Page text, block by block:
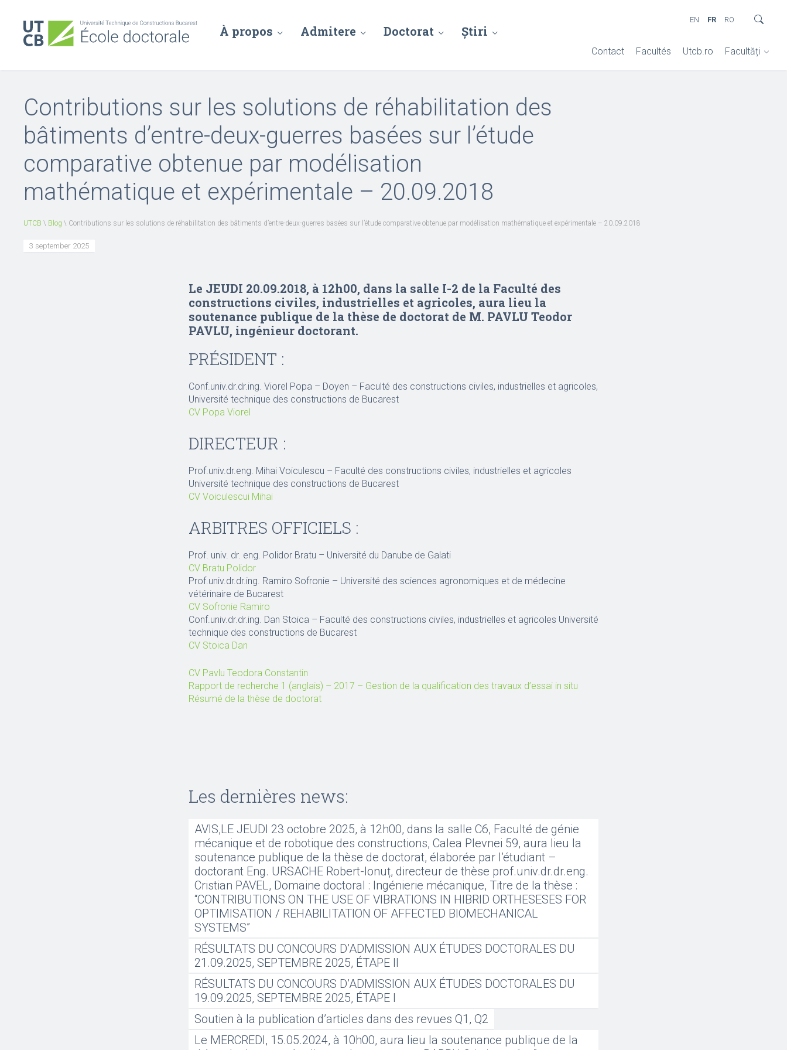
À propos Admitere Doctorat Știri
Contact Facultés Utcb.ro Facultăți
EN FR RO
Contributions sur les solutions de réhabilitation des
bâtiments d’entre-deux-guerres basées sur l’étude
comparative obtenue par modélisation
mathématique et expérimentale – 20.09.2018
UTCB \ Blog \ Contributions sur les solutions de réhabilitation des bâtiments d’entre-deux-guerres basées sur l’étude comparative obtenue par modélisation mathématique et expérimentale – 20.09.2018
3 september 2025
Le JEUDI 20.09.2018, à 12h00, dans la salle I-2 de la Faculté des
constructions civiles, industrielles et agricoles, aura lieu la
soutenance publique de la thèse de doctorat de M. PAVLU Teodor
PAVLU, ingénieur doctorant.
PRÉSIDENT :
Conf.univ.dr.dr.ing. Viorel Popa – Doyen – Faculté des constructions civiles, industrielles et agricoles,
Université technique des constructions de Bucarest
CV Popa Viorel
DIRECTEUR :
Prof.univ.dr.eng. Mihai Voiculescu – Faculté des constructions civiles, industrielles et agricoles
Université technique des constructions de Bucarest
CV Voiculescui Mihai
ARBITRES OFFICIELS :
Prof. univ. dr. eng. Polidor Bratu – Université du Danube de Galati
CV Bratu Polidor
Prof.univ.dr.dr.ing. Ramiro Sofronie – Université des sciences agronomiques et de médecine
vétérinaire de Bucarest
CV Sofronie Ramiro
Conf.univ.dr.dr.ing. Dan Stoica – Faculté des constructions civiles, industrielles et agricoles Université
technique des constructions de Bucarest
CV Stoica Dan
CV Pavlu Teodora Constantin
Rapport de recherche 1 (anglais) – 2017 – Gestion de la qualification des travaux d’essai in situ
Résumé de la thèse de doctorat
Les dernières news:
AVIS,LE JEUDI 23 octobre 2025, à 12h00, dans la salle C6, Faculté de génie
mécanique et de robotique des constructions, Calea Plevnei 59, aura lieu la
soutenance publique de la thèse de doctorat, élaborée par l’étudiant –
doctorant Eng. URSACHE Robert-Ionuț, directeur de thèse prof.univ.dr.dr.eng.
Cristian PAVEL, Domaine doctoral : Ingénierie mécanique, Titre de la thèse :
“CONTRIBUTIONS ON THE USE OF VIBRATIONS IN HIBRID ORTHESESES FOR
OPTIMISATION / REHABILITATION OF AFFECTED BIOMECHANICAL
SYSTEMS”
RÉSULTATS DU CONCOURS D’ADMISSION AUX ÉTUDES DOCTORALES DU
21.09.2025, SEPTEMBRE 2025, ÉTAPE II
RÉSULTATS DU CONCOURS D’ADMISSION AUX ÉTUDES DOCTORALES DU
19.09.2025, SEPTEMBRE 2025, ÉTAPE I
Soutien à la publication d’articles dans des revues Q1, Q2
Le MERCREDI, 15.05.2024, à 10h00, aura lieu la soutenance publique de la